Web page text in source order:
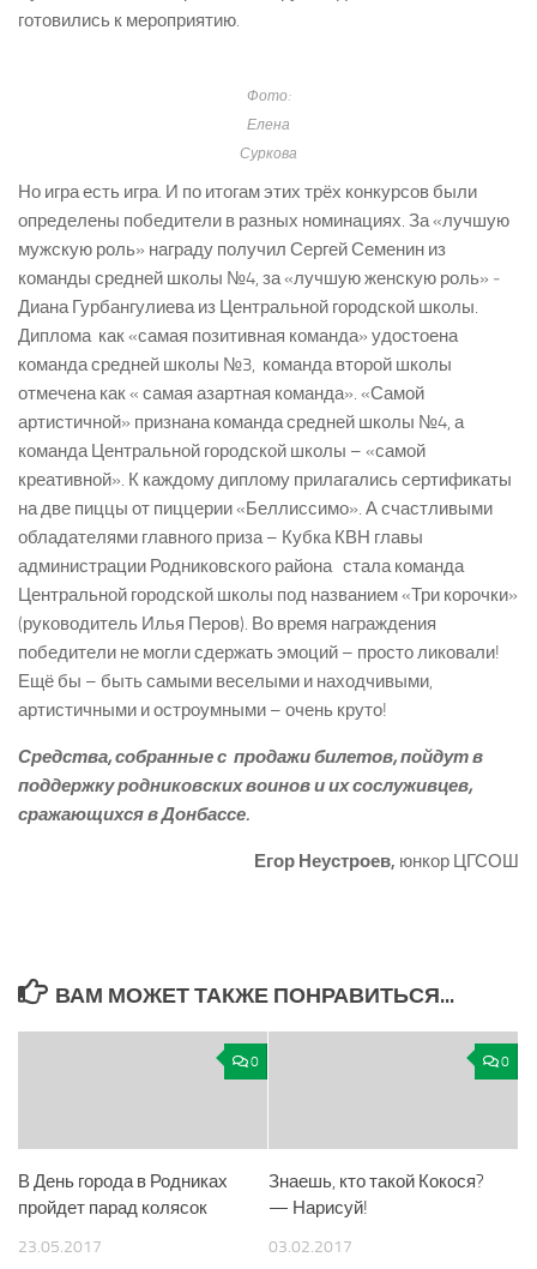
готовились к мероприятию.
Фото:
Елена
Суркова
Но игра есть игра. И по итогам этих трёх конкурсов были
определены победители в разных номинациях. За «лучшую
мужскую роль» награду получил Сергей Семенин из
команды средней школы №4, за «лучшую женскую роль» ­
Диана Гурбангулиева из Центральной городской школы.
Диплома как «самая позитивная команда» удостоена
команда средней школы №3, команда второй школы
отмечена как « самая азартная команда». «Самой
артистичной» признана команда средней школы №4, а
команда Центральной городской школы – «самой
креативной». К каждому диплому прилагались сертификаты
на две пиццы от пиццерии «Беллиссимо». А счастливыми
обладателями главного приза – Кубка КВН главы
администрации Родниковского района ­ стала команда
Центральной городской школы под названием «Три корочки»
(руководитель Илья Перов). Во время награждения
победители не могли сдержать эмоций – просто ликовали!
Ещё бы – быть самыми веселыми и находчивыми,
артистичными и остроумными – очень круто!
Средства, собранные с продажи билетов, пойдут в
поддержку родниковских воинов и их сослуживцев,
сражающихся в Донбассе.
Егор Неустроев, юнкор ЦГСОШ
ВАМ МОЖЕТ ТАКЖЕ ПОНРАВИТЬСЯ...
0
В День города в Родниках
пройдет парад колясок
23.05.2017
0
Знаешь, кто такой Кокося?
— Нарисуй!
03.02.2017